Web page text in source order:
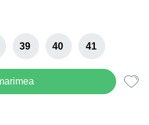
39 40 41